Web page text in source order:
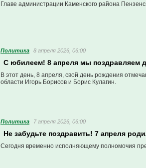
Главе администрации Каменского района
Политика 8 апреля 2026, 06:00
С юбилеем! 8 апреля мы поздравляем
В этот день, 8 апреля, свой день рождения
области Игорь Борисов и Борис Кулагин.
Политика 7 апреля 2026, 06:00
Не забудьте поздравить! 7 апреля
Сегодня временно исполняющему полномочия